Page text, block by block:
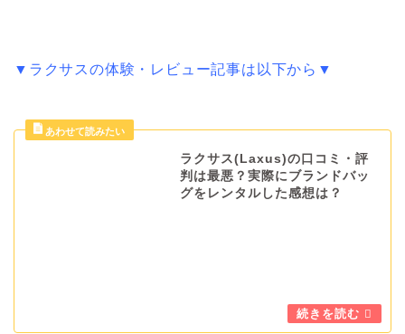
▼ラクサスの体験・レビュー記事は以下から▼
ラクサス(Laxus)の口コミ・評
判は最悪？実際にブランドバッ
グをレンタルした感想は？